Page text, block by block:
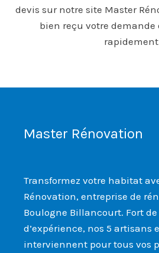
devis sur notre site Master
bien reçu votre
Master Rénovation
Transformez votre habitat
Rénovation, entreprise de
Boulogne Billancourt. Fort de
d’expérience, nos 5 artisans
interviennent pour tous vos